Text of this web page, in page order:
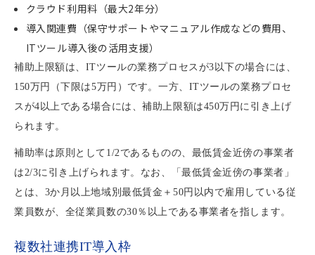
クラウド利用料（最大2年分）
導入関連費（保守サポートやマニュアル作成などの費用、
ITツール導入後の活用支援）
補助上限額は、ITツールの業務プロセスが3以下の場合には、
150万円（下限は5万円）です。一方、ITツールの業務プロセ
スが4以上である場合には、補助上限額は450万円に引き上げ
られます。
補助率は原則として1/2であるものの、最低賃金近傍の事業者
は2/3に引き上げられます。なお、「最低賃金近傍の事業者」
とは、3か月以上地域別最低賃金＋50円以内で雇用している従
業員数が、全従業員数の30％以上である事業者を指します。
複数社連携IT導入枠